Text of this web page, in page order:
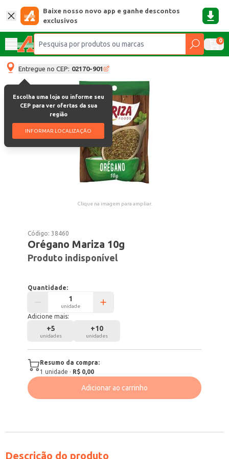
Baixe nosso novo app e ganhe descontos
exclusivos
0
Entregue no CEP: 02170-901
Escolha uma loja ou informe seu
CEP para ver ofertas da sua
região
INFORMAR LOCALIZAÇÃO
Clique na imagem para ampliar.
Código:38460
Orégano Mariza 10g
Produto indisponível
Quantidade:
unidade
Adicione mais:
+5
unidades
+10
unidades
Resumo da compra:
1 unidade · R$ 0,00
Adicionar ao carrinho
Descrição do produto